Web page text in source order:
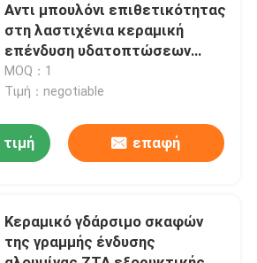
της γραμμής αλουμίνας
Αντι μπουλόνι επιθετικότητας
στη λαστιχένια κεραμική
επένδυση υδατοπτώσεων
σκαφών της γραμμής κεραμική
MOQ：1
Τιμή：negotiable
επαφή
Κεραμικό γδάρσιμο σκαφών
της γραμμής ένδυσης